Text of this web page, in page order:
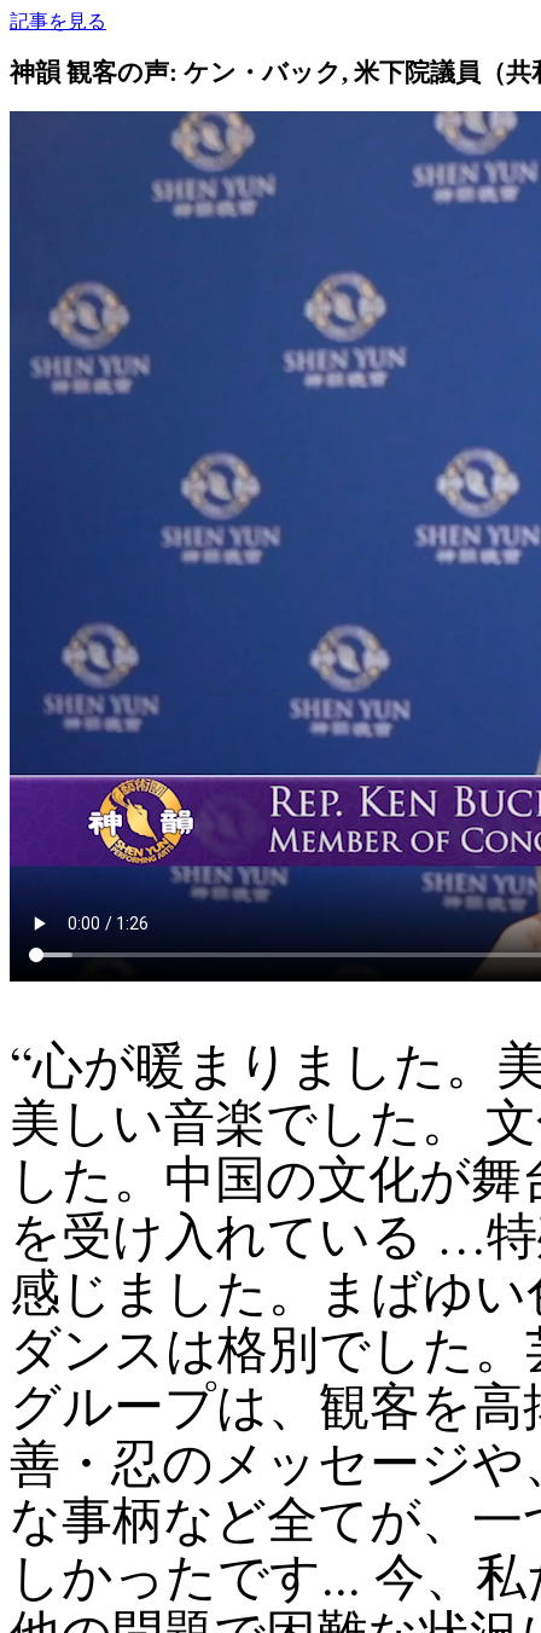
記事を見る
神韻 観客の声: ケン・バック, 米下院議員（共
“心が暖まりました。
美しい音楽でした。
した。中国の文化が
を受け入れている …
感じました。まばゆ
ダンスは格別でした
グループは、観客を
善・忍のメッセージ
な事柄など全てが、
しかったです... 今、